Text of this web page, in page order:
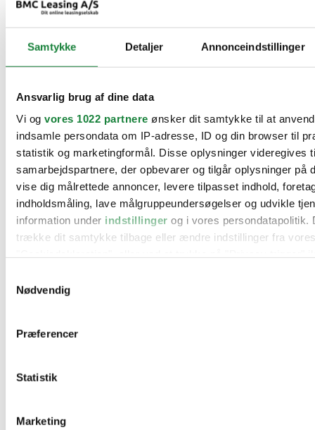
Samtykke Detaljer Annonceindstillinger
Ansvarlig brug af dine data
Vi og vores 1022 partnere ønsker dit samtykke til at
indsamle persondata om IP-adresse, ID og din browser til
statistik og marketingformål. Disse oplysninger videregives
samarbejdspartnere, der opbevarer og tilgår oplysninger på
vise dig målrettede annoncer, levere tilpasset indhold,
indholdsmåling, lave målgruppeundersøgelser og udvikle
information under indstillinger og i vores persondatapolitik.
trække dit samtykke tilbage eller ændre indstillinger fra
Hvis du tillader det, vil vi også gerne:
Identificere din enhed baseret på en scanning af
Dine valg anvendes på hele websitet.
Nødvendig
Præferencer
Statistik
Marketing
Skoda (1
Suzuki
Tesla
Toyota (1)
Audi
BMW
Citroën
Cupra
Dacia
Fiat
Ford
Hyundai
Mercedes
MG
Peugeot
Suzuki
Øvrige informationer